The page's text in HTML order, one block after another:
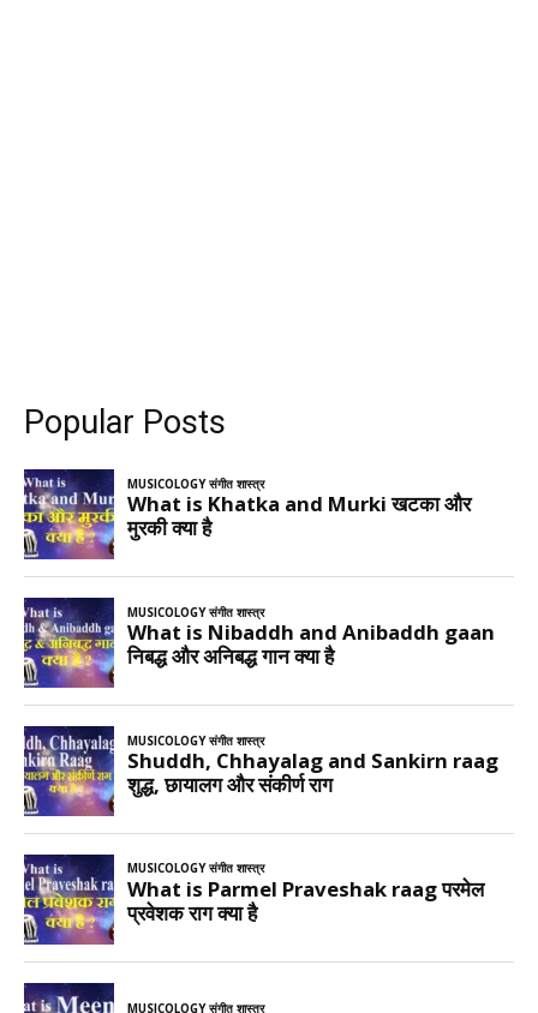
Popular Posts